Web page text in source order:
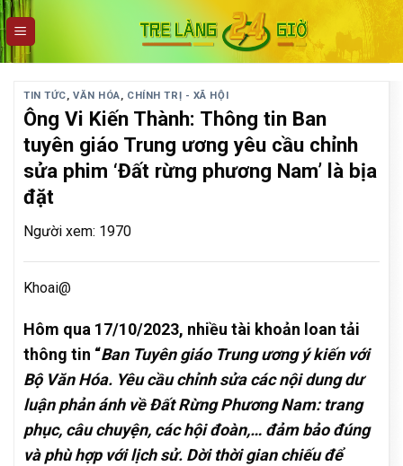
Skip
to
content
TIN TỨC,VĂN HÓA, CHÍNH TRỊ - XÃ HỘI
Ông Vi Kiến Thành: Thông tin Ban
tuyên giáo Trung ương yêu cầu chỉnh
sửa phim ‘Đất rừng phương Nam’ là bịa
đặt
Người xem: 1970
Khoai@
Hôm qua 17/10/2023, nhiều tài khoản loan tải
thông tin “Ban Tuyên giáo Trung ương ý kiến với
Bộ Văn Hóa. Yêu cầu chỉnh sửa các nội dung dư
luận phản ánh về Đất Rừng Phương Nam: trang
phục, câu chuyện, các hội đoàn,… đảm bảo đúng
và phù hợp với lịch sử. Dời thời gian chiếu để